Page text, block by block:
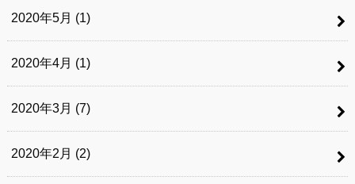
2020年5月 (1)
2020年4月 (1)
2020年3月 (7)
2020年2月 (2)